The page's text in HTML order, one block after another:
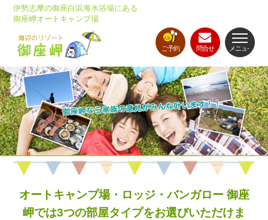
伊勢志摩の御座白浜海水浴場にある
御座岬オートキャンプ場
問合せ
ご予約 メニュ-
オートキャンプ場・ロッジ・バンガロー 御座
岬では3つの部屋タイプをお選びいただけま